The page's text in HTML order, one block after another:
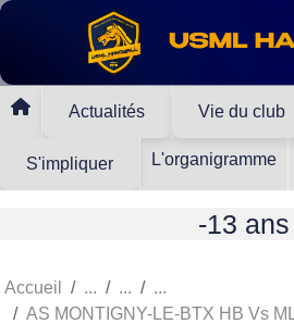
Actualités Vie du club
S'impliquer L'organigramme
-13 ans
Accueil
AS MONTIGNY-LE-BTX HB Vs
Panneau de gestion des cookies